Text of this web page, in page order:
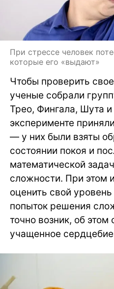
При стрессе человек
которые его «выдают»
Чтобы проверить
ученые собрали
Трео, Фингала, Шута
эксперименте
— у них были взяты
состоянии покоя и
математической
сложности. При этом
оценить свой
попыток решения
точно возник, об этом
учащенное